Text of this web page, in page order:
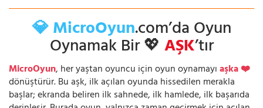
💎 MicroOyun.com’da Oyun
Oynamak Bir 💖AŞK’tır
MicroOyun, her yaştan oyuncu için oyun oynamayıaşka ❤️
dönüştürür. Bu aşk, ilk açılan oyunda hissedilen merakla
başlar; ekranda beliren ilk sahnede, ilk hamlede, ilk başarıda